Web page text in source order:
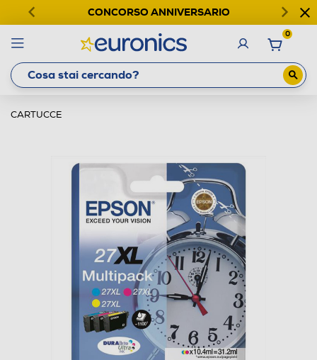
CONCORSO ANNIVERSARIO
0
CARTUCCE